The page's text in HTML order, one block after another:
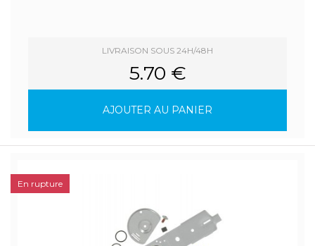
LIVRAISON SOUS 24H/48H
5.70 €
AJOUTER AU PANIER
En rupture